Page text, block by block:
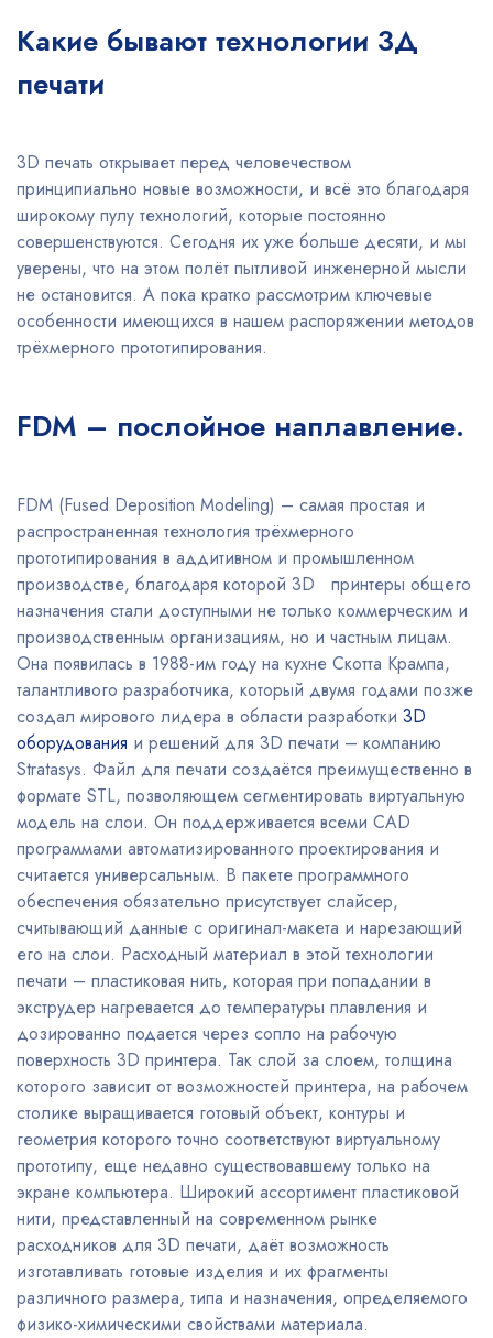
Какие бывают технологии 3Д
печати
3D печать открывает перед человечеством
принципиально новые возможности, и всё это благодаря
широкому пулу технологий, которые постоянно
совершенствуются. Сегодня их уже больше десяти, и мы
уверены, что на этом полёт пытливой инженерной мысли
не остановится. А пока кратко рассмотрим ключевые
особенности имеющихся в нашем распоряжении методов
трёхмерного прототипирования.
FDM – послойное наплавление.
FDM (Fused Deposition Modeling) – самая простая и
распространенная технология трёхмерного
прототипирования в аддитивном и промышленном
производстве, благодаря которой 3D принтеры общего
назначения стали доступными не только коммерческим и
производственным организациям, но и частным лицам.
Она появилась в 1988-им году на кухне Скотта Крампа,
талантливого разработчика, который двумя годами позже
создал мирового лидера в области разработки 3D
оборудования и решений для 3D печати – компанию
Stratasys. Файл для печати создаётся преимущественно в
формате STL, позволяющем сегментировать виртуальную
модель на слои. Он поддерживается всеми CAD
программами автоматизированного проектирования и
считается универсальным. В пакете программного
обеспечения обязательно присутствует слайсер,
считывающий данные с оригинал-макета и нарезающий
его на слои. Расходный материал в этой технологии
печати – пластиковая нить, которая при попадании в
экструдер нагревается до температуры плавления и
дозированно подается через сопло на рабочую
поверхность 3D принтера. Так слой за слоем, толщина
которого зависит от возможностей принтера, на рабочем
столике выращивается готовый объект, контуры и
геометрия которого точно соответствуют виртуальному
прототипу, еще недавно существовавшему только на
экране компьютера. Широкий ассортимент пластиковой
нити, представленный на современном рынке
расходников для 3D печати, даёт возможность
изготавливать готовые изделия и их фрагменты
различного размера, типа и назначения, определяемого
физико-химическими свойствами материала.